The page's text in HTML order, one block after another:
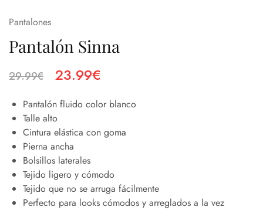
Pantalones
Pantalón Sinna
29.99€ 23.99€
Pantalón fluido color blanco
Talle alto
Cintura elástica con goma
Pierna ancha
Bolsillos laterales
Tejido ligero y cómodo
Tejido que no se arruga fácilmente
Perfecto para looks cómodos y arreglados a la vez